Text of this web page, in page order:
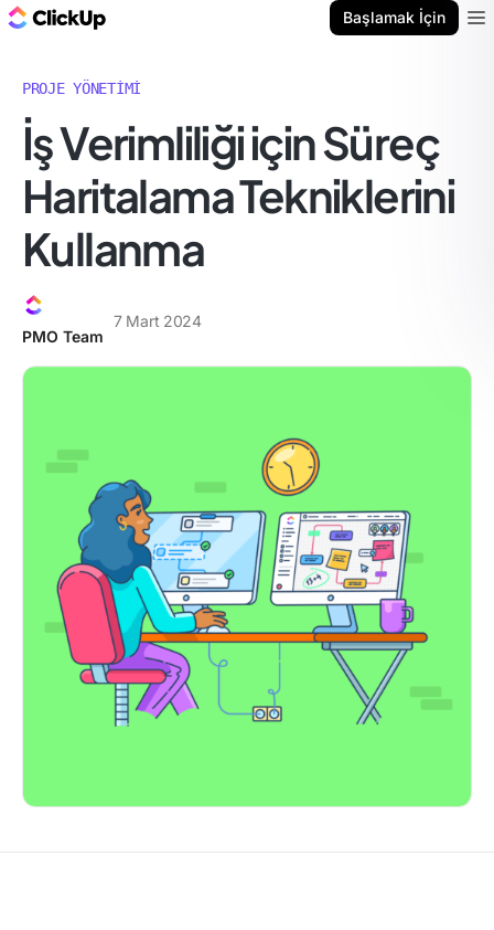
Başlamak İçin
PROJE YÖNETIMI
İş Verimliliği için Süreç
Haritalama Tekniklerini
Kullanma
PMO Team
7 Mart 2024